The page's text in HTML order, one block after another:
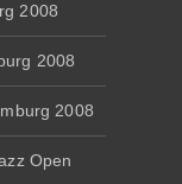
2008
2008
2008
Open